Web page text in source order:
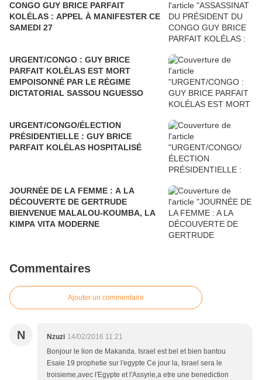
CONGO GUY BRICE PARFAIT
KOLÉLAS : APPEL À MANIFESTER CE
SAMEDI 27
URGENT/CONGO : GUY BRICE
PARFAIT KOLÉLAS EST MORT
EMPOISONNÉ PAR LE RÉGIME
DICTATORIAL SASSOU NGUESSO
URGENT/CONGO/ÉLECTION
PRÉSIDENTIELLE : GUY BRICE
PARFAIT KOLÉLAS HOSPITALISÉ
JOURNÉE DE LA FEMME : A LA
DÉCOUVERTE DE GERTRUDE
BIENVENUE MALALOU-KOUMBA, LA
KIMPA VITA MODERNE
Commentaires
Ajouter un commentaire
N Nzuzi 14/02/2016 11:21
Bonjour le lion de Makanda. Israel est bel et bien bantou
Esaie 19 prophetie sur l'egypte Ce jour la, Israel sera le
troisieme,avec l'Egypte et l'Assyrie,a etre une benediction